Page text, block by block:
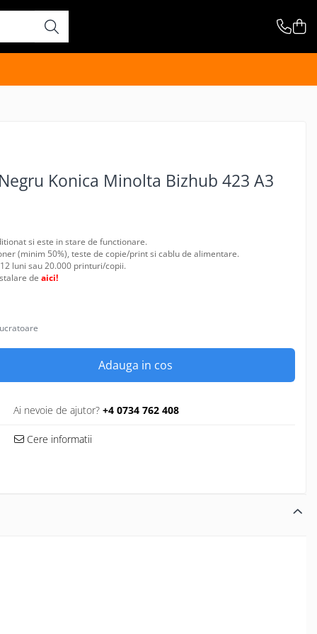
Konica Minolta Bizhub 423 A3
si este in stare de functionare.
(minim 50%), teste de copie/print si cablu de alimentare.
luni sau 20.000 printuri/copii.
de aici!
Adauga in cos
Ai nevoie de ajutor? +4 0734 762 408
Cere informatii